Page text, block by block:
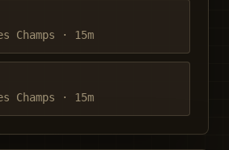
Champs · 15m
Champs · 15m